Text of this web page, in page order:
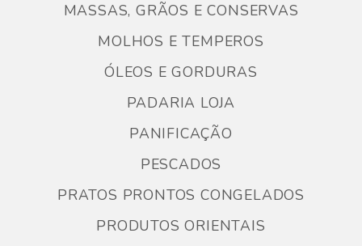
MASSAS, GRÃOS E CONSERVAS
MOLHOS E TEMPEROS
ÓLEOS E GORDURAS
PADARIA LOJA
PANIFICAÇÃO
PESCADOS
PRATOS PRONTOS CONGELADOS
PRODUTOS ORIENTAIS